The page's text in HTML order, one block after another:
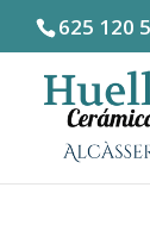
625 120